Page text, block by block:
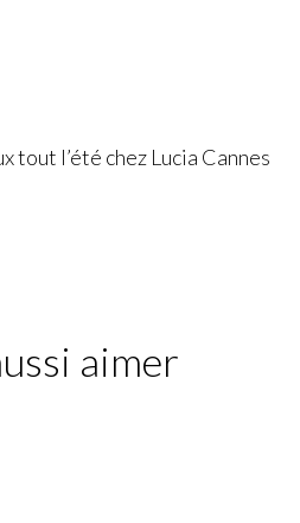
tout l’été chez Lucia Cannes
aimer